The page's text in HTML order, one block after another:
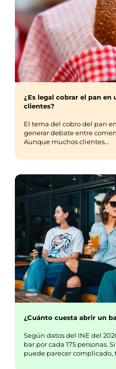
¿Es legal cobrar el pan en
clientes?
El tema del cobro del pan
generar debate entre
Aunque muchos clientes...
¿Cuánto cuesta abrir un
Según datos del INE del
bar por cada 175 personas.
puede parecer complicado,